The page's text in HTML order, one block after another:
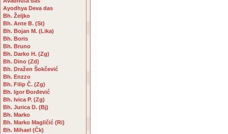
Ayodhya Deva das
Bh. Željko
Bh. Ante B. (St)
Bh. Bojan M. (Lika)
Bh. Boris
Bh. Bruno
Bh. Darko H. (Zg)
Bh. Dino (Zd)
Bh. Dražen Šokčević
Bh. Enzzo
Bh. Filip Č. (Zg)
Bh. Igor Đorđević
Bh. Ivica P. (Zg)
Bh. Jurica D. (Bj)
Bh. Marko
Bh. Marko Magličić (Ri)
Bh. Mihael (Čk)